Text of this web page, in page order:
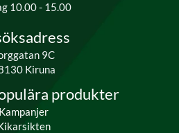
10.00 - 15.00
9C
Kiruna
produkter
Kampanjer